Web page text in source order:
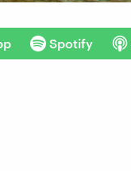
Spotify